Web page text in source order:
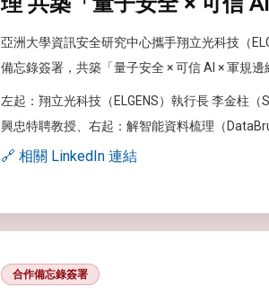
亞洲大學資訊安全研究中心攜手翔立光科技（
備忘錄簽署，共築「量子安全 × 可信 AI × 軍規邊
左起：翔立光科技（ELGENS）執行長 李金柱
興忠特聘教授、右起：解智能資料梳理（
🔗 相關 LinkedIn 連結
合作備忘錄簽署